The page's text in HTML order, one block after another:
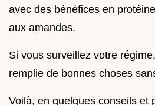
avec des bénéfices en
aux amandes.
Si vous surveillez votre
remplie de bonnes choses
Voilà, en quelques conseils et